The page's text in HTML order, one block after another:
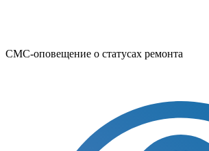
СМС-оповещение о статусах ремонта